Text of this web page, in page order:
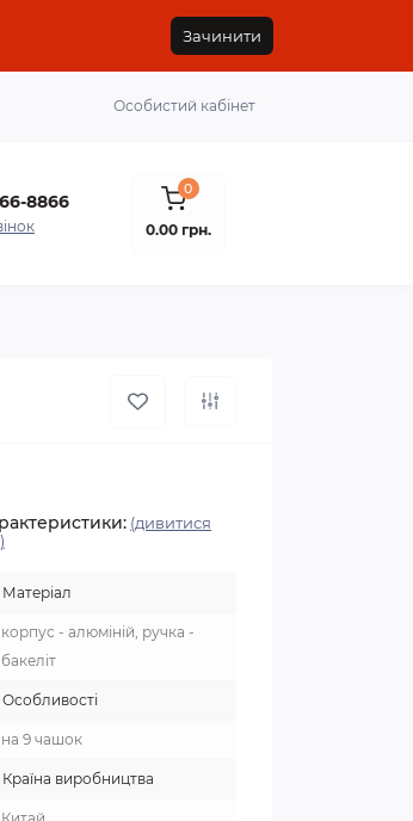
Зачинити
Особистий кабінет
8866
0
0.00 грн.
(дивитися
Матеріал
корпус - алюміній, ручка -
бакеліт
Особливості
на 9 чашок
Країна виробництва